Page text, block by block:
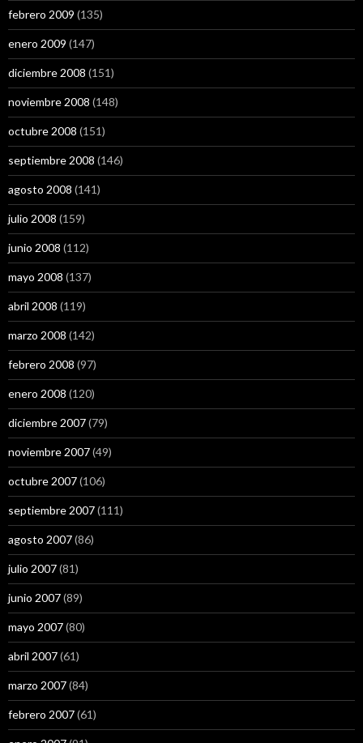
febrero 2009 (135)
enero 2009 (147)
diciembre 2008 (151)
noviembre 2008 (148)
octubre 2008 (151)
septiembre 2008 (146)
agosto 2008 (141)
julio 2008 (159)
junio 2008 (112)
mayo 2008 (137)
abril 2008 (119)
marzo 2008 (142)
febrero 2008 (97)
enero 2008 (120)
diciembre 2007(79)
noviembre 2007(49)
octubre 2007(106)
septiembre 2007(111)
agosto 2007(86)
julio 2007(81)
junio 2007(89)
mayo 2007(80)
abril 2007(61)
marzo 2007(84)
febrero 2007(61)